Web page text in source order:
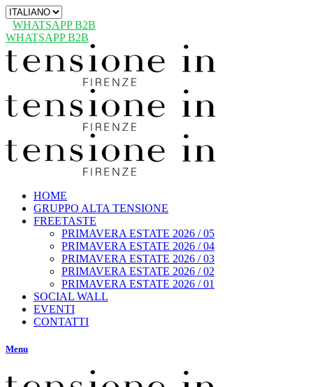
Scegli
una
lingua
WHATSAPP B2B
WHATSAPP B2B
HOME
GRUPPO ALTA TENSIONE
FREETASTE
PRIMAVERA ESTATE 2026 / 05
PRIMAVERA ESTATE 2026 / 04
PRIMAVERA ESTATE 2026 / 03
PRIMAVERA ESTATE 2026 / 02
PRIMAVERA ESTATE 2026 / 01
SOCIAL WALL
EVENTI
CONTATTI
Menu